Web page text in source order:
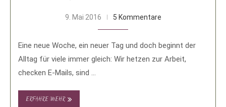
9. Mai 2016 5 Kommentare
Eine neue Woche, ein neuer Tag und doch beginnt der
Alltag für viele immer gleich: Wir hetzen zur Arbeit,
checken E-Mails, sind …
ERFAHRE MEHR